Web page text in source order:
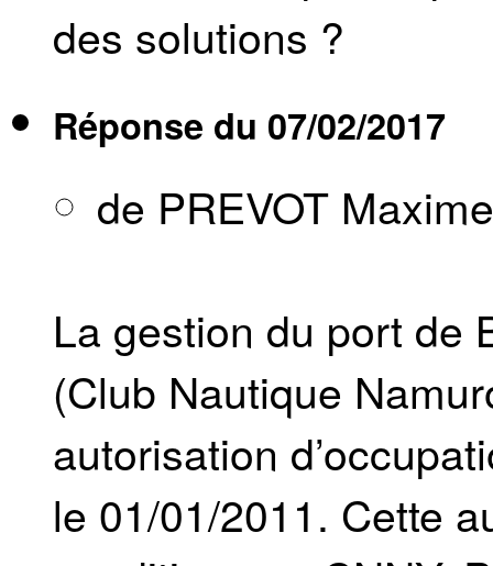
des solutions ?
Réponse du 07/02/2017
de PREVOT Maxime
La gestion du port de
(Club Nautique
autorisation
le 01/01/2011. Cette